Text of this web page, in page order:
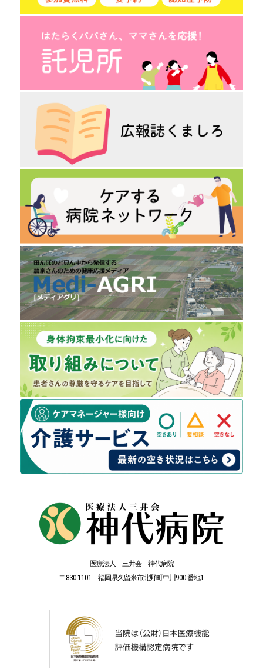
医療法人 三井会 神代病院
〒830-1101 福岡県久留米市北野町中川900 番地1